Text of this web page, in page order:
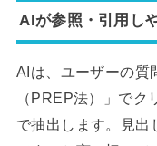
AIが参照・引用し
AIは、ユーザーの質
（PREP法）」で
で抽出します。見出